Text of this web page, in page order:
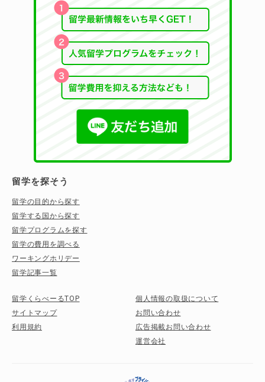
留学を探そう
留学の目的から探す
留学する国から探す
留学プログラムを探す
留学の費用を調べる
ワーキングホリデー
留学記事一覧
留学くらべーるTOP
サイトマップ
利用規約
個人情報の取扱について
お問い合わせ
広告掲載お問い合わせ
運営会社